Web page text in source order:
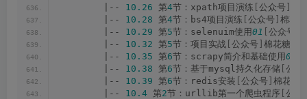
        |--
10.26 第4节：xpath项目演练 公众号
        |--
10.28 第4节：bs4项目演练 公众号 棉花
        |--
10.29 第5节：selenuim使用01 公众号
        |--
10.32 第5节：项目实战 公众号 棉花糖网
        |--
10.35 第6节：scrapy简介和基础使用03
        |--
10.38 第6节：基于mysql持久化存储 公众
        |--
10.39 第6节：redis安装 公众号 棉花糖
        |--
10.4 第2节：urllib第一个爬虫程序 公众